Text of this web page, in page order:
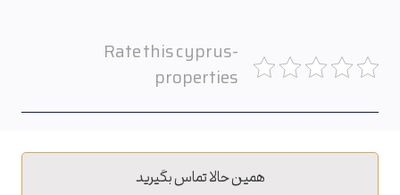
Rate this cyprus-
properties
همین حالا تماس بگیرید